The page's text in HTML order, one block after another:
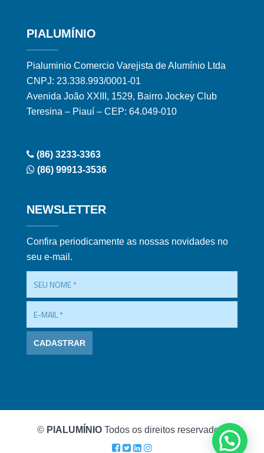
PIALUMÍNIO
Pialuminio Comercio Varejista de Alumínio Ltda
CNPJ: 23.338.993/0001-01
Avenida João XXIII, 1529, Bairro Jockey Club
Teresina – Piauí – CEP: 64.049-010
(86) 3233-3363
(86) 99913-3536
NEWSLETTER
Confira periodicamente as nossas novidades no
seu e-mail.
© PIALUMÍNIO Todos os direitos reservados.